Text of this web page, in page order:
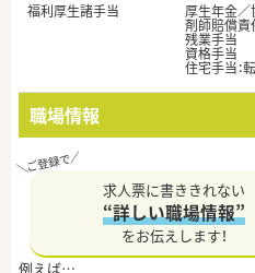
福利厚生諸手当
厚生年金
剤師賠償責
残業手当
資格手当
住宅手当：
職場情報
求人票に書ききれない
“詳しい職場情報”
をお伝えします！